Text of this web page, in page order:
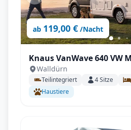
ab 119,00 € /Nacht
Knaus VanWave 640 VW
Walldürn
Teilintegriert 4Sitze
Haustiere